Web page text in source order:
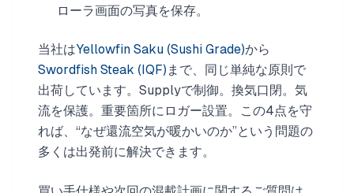
ローラ画面の写真を保存。
当社はYellowfin Saku (Sushi Grade)から
Swordfish Steak (IQF) まで、同じ単純な原則で
出荷しています。Supplyで制御。換気口閉。気
流を保護。重要箇所にロガー設置。この4点を守
れば、“なぜ還流空気が暖かいのか”という問題の
多くは出発前に解決できます。